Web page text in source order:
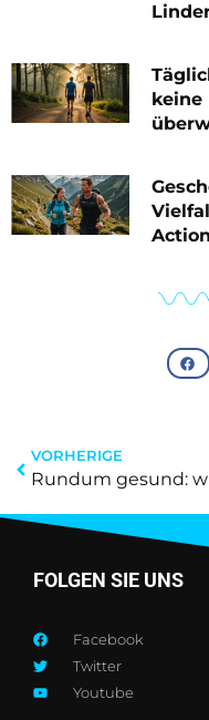
VORHERIGE
FOLGEN SIE UNS
Facebook
Twitter
Youtube